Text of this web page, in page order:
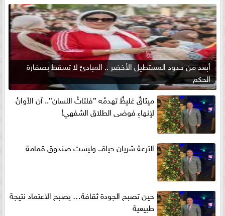
أبعد من حدود المستطيل الأخضر .. المبادئ لا تسقط بصفارة
الحكم
ميثاقٌ غليظٌ تهدمُه ”فلتاتُ اللسان”.. آن الأوانُ
لإنهاءِ فوضى الطلاق الشفهي!
الترعة شريان حياة.. وليست صندوق قمامة
حين تصبح الجودة ثقافة… يصبح الاعتماد نتيجة
طبيعية